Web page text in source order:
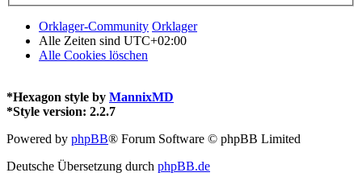
Orklager-Community Orklager
Alle Zeiten sind UTC+02:00
Alle Cookies löschen
*Hexagon style by MannixMD
*Style version: 2.2.7
Powered by phpBB® Forum Software © phpBB Limited
Deutsche Übersetzung durch phpBB.de